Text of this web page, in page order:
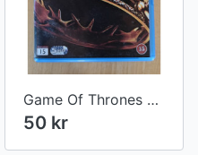
Game Of Thrones Season 2
50 kr